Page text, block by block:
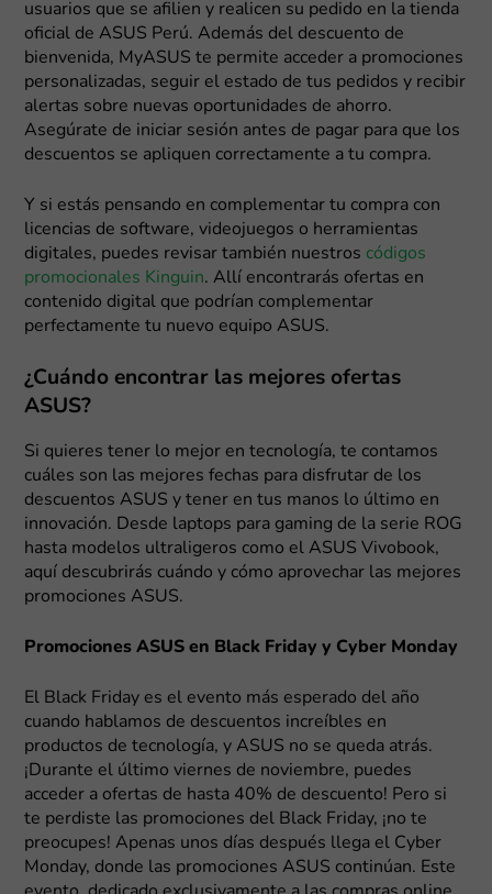
usuarios que se afilien y realicen su pedido en la tienda
oficial de ASUS Perú. Además del descuento de
bienvenida, MyASUS te permite acceder a promociones
personalizadas, seguir el estado de tus pedidos y recibir
alertas sobre nuevas oportunidades de ahorro.
Asegúrate de iniciar sesión antes de pagar para que los
descuentos se apliquen correctamente a tu compra.
Y si estás pensando en complementar tu compra con
licencias de software, videojuegos o herramientas
digitales, puedes revisar también nuestros códigos
promocionales Kinguin. Allí encontrarás ofertas en
contenido digital que podrían complementar
perfectamente tu nuevo equipo ASUS.
¿Cuándo encontrar las mejores ofertas
ASUS?
Si quieres tener lo mejor en tecnología, te contamos
cuáles son las mejores fechas para disfrutar de los
descuentos ASUS y tener en tus manos lo último en
innovación. Desde laptops para gaming de la serie ROG
hasta modelos ultraligeros como el ASUS Vivobook,
aquí descubrirás cuándo y cómo aprovechar las mejores
promociones ASUS.
Promociones ASUS en Black Friday y Cyber Monday
El Black Friday es el evento más esperado del año
cuando hablamos de descuentos increíbles en
productos de tecnología, y ASUS no se queda atrás.
¡Durante el último viernes de noviembre, puedes
acceder a ofertas de hasta 40% de descuento! Pero si
te perdiste las promociones del Black Friday, ¡no te
preocupes! Apenas unos días después llega el Cyber
Monday, donde las promociones ASUS continúan. Este